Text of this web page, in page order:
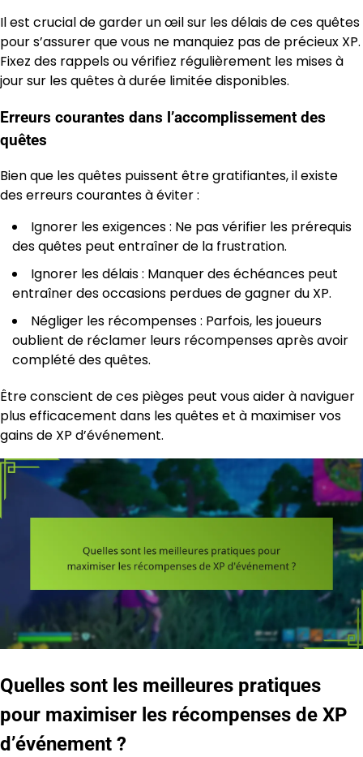
Il est crucial de garder un œil sur les délais de ces quêtes
pour s’assurer que vous ne manquiez pas de précieux XP.
Fixez des rappels ou vérifiez régulièrement les mises à
jour sur les quêtes à durée limitée disponibles.
Erreurs courantes dans l’accomplissement des
quêtes
Bien que les quêtes puissent être gratifiantes, il existe
des erreurs courantes à éviter :
Ignorer les exigences : Ne pas vérifier les prérequis
des quêtes peut entraîner de la frustration.
Ignorer les délais : Manquer des échéances peut
entraîner des occasions perdues de gagner du XP.
Négliger les récompenses : Parfois, les joueurs
oublient de réclamer leurs récompenses après avoir
complété des quêtes.
Être conscient de ces pièges peut vous aider à naviguer
plus efficacement dans les quêtes et à maximiser vos
gains de XP d’événement.
Quelles sont les meilleures pratiques
pour maximiser les récompenses de XP
d’événement ?